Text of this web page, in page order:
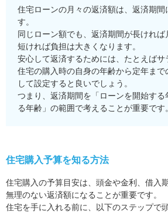
住宅ローンの月々の返済額は、返済期間
す。
同じローン額でも、返済期間が長ければ
短ければ負担は大きくなります。
安心して返済するためには、たとえばサ
住宅の購入時の自身の年齢から定年まで
して設定すると良いでしょう。
つまり、返済期間を「ローンを開始する
る年齢」の範囲で考えることが重要です。
住宅購入予算を知る方法
住宅購入の予算目安は、頭金や金利、借入
無理のない返済額になることが重要です。
住宅を手に入れる前に、以下のステップで